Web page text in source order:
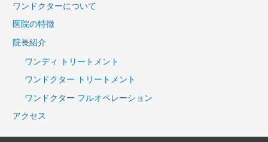
ワンドクターについて
医院の特徴
院長紹介
ワンディ トリートメント
ワンドクター トリートメント
ワンドクター フルオペレーション
アクセス